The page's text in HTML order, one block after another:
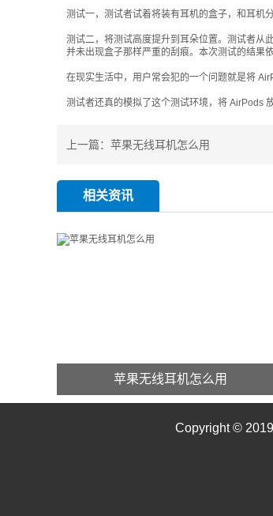
测试一，测试者试着将装有耳机的盒子，和耳机
测试二，将测试高度提升到耳朵位置。测试者从
并未出现盒子那样严重的刮痕。本次测试的结果
在现实生活中，用户常会犯的一个问题就是将
测试者还真的模拟了这个测试环境，将 AirPods
上一篇： 苹果无线耳机怎么用
相关资讯
苹果无线耳机怎么用
苹果无线耳机怎么用
Copyright ©